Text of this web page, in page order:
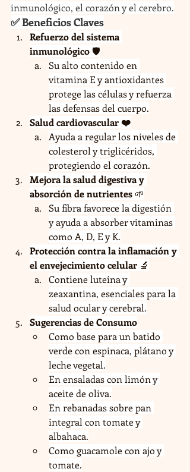
inmunológico, el corazón y el cerebro.
✅ Beneficios Claves
Refuerzo del sistema
inmunológico 🛡️
Su alto contenido en
vitamina E y antioxidantes
protege las células y refuerza
las defensas del cuerpo.
Salud cardiovascular ❤️
Ayuda a regular los niveles de
colesterol y triglicéridos,
protegiendo el corazón.
Mejora la salud digestiva y
absorción de nutrientes 🌱
Su fibra favorece la digestión
y ayuda a absorber vitaminas
como A, D, E y K.
Protección contra la inflamación y
el envejecimiento celular 🔬
Contiene luteína y
zeaxantina, esenciales para la
salud ocular y cerebral.
Sugerencias de Consumo
Como base para un batido
verde con espinaca, plátano y
leche vegetal.
En ensaladas con limón y
aceite de oliva.
En rebanadas sobre pan
integral con tomate y
albahaca.
Como guacamole con ajo y
tomate.